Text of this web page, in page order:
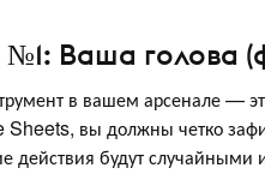
Ваша голова
в вашем арсенале —
вы должны четко
действия будут случайными